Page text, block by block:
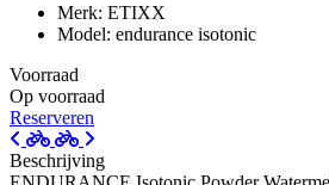
Merk: ETIXX
Model: endurance isotonic
Voorraad
Op voorraad
Reserveren
Beschrijving